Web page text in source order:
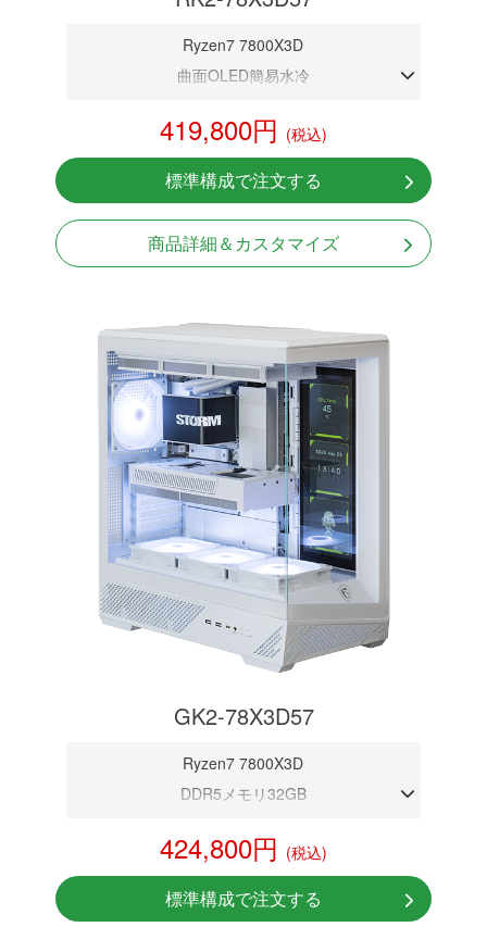
Ryzen7 7800X3D
曲面OLED簡易水冷
RTX 5070 12GB
NVMeSSD 1TB
無線LAN Bluetooth対応
Windows11 Home 64bit
419,800円 (税込)
標準構成で注文する
商品詳細＆カスタマイズ
GK2-78X3D57
Ryzen7 7800X3D
DDR5メモリ32GB
NVMeSSD 1TB
無線LAN Bluetooth対応
Windows11 Home 64bit
424,800円 (税込)
標準構成で注文する